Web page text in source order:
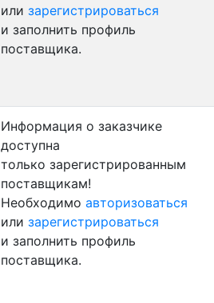
или зарегистрироваться
и заполнить профиль
поставщика.
Информация о заказчике
доступна
только зарегистрированным
поставщикам!
Необходимо авторизоваться
или зарегистрироваться
и заполнить профиль
поставщика.